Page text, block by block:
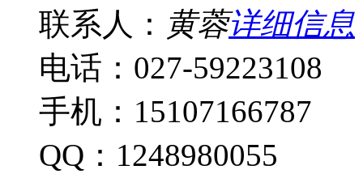
联系人： 黄蓉详细信息
电话：027-59223108
手机：15107166787
QQ：1248980055